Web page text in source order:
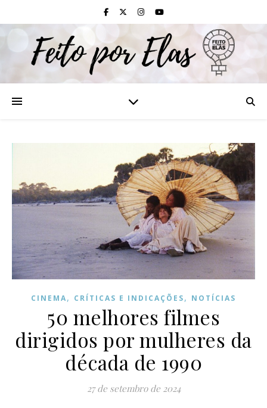
CINEMA, CRÍTICAS E INDICAÇÕES, NOTÍCIAS
50 melhores filmes
dirigidos por mulheres da
década de 1990
27 de setembro de 2024